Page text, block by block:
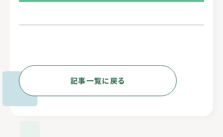
記事一覧に戻る